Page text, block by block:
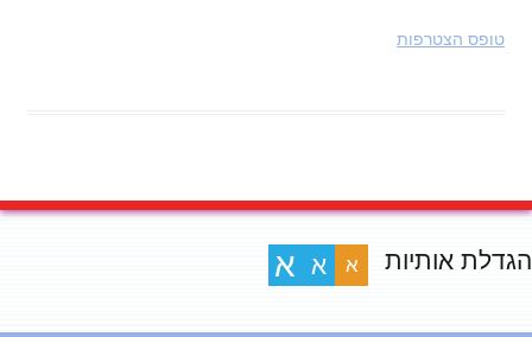
טופס הצטרפות
הגדלת אותיות א א א